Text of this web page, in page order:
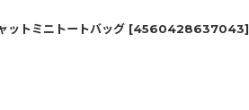
トミニトートバッグ [4560428637043]